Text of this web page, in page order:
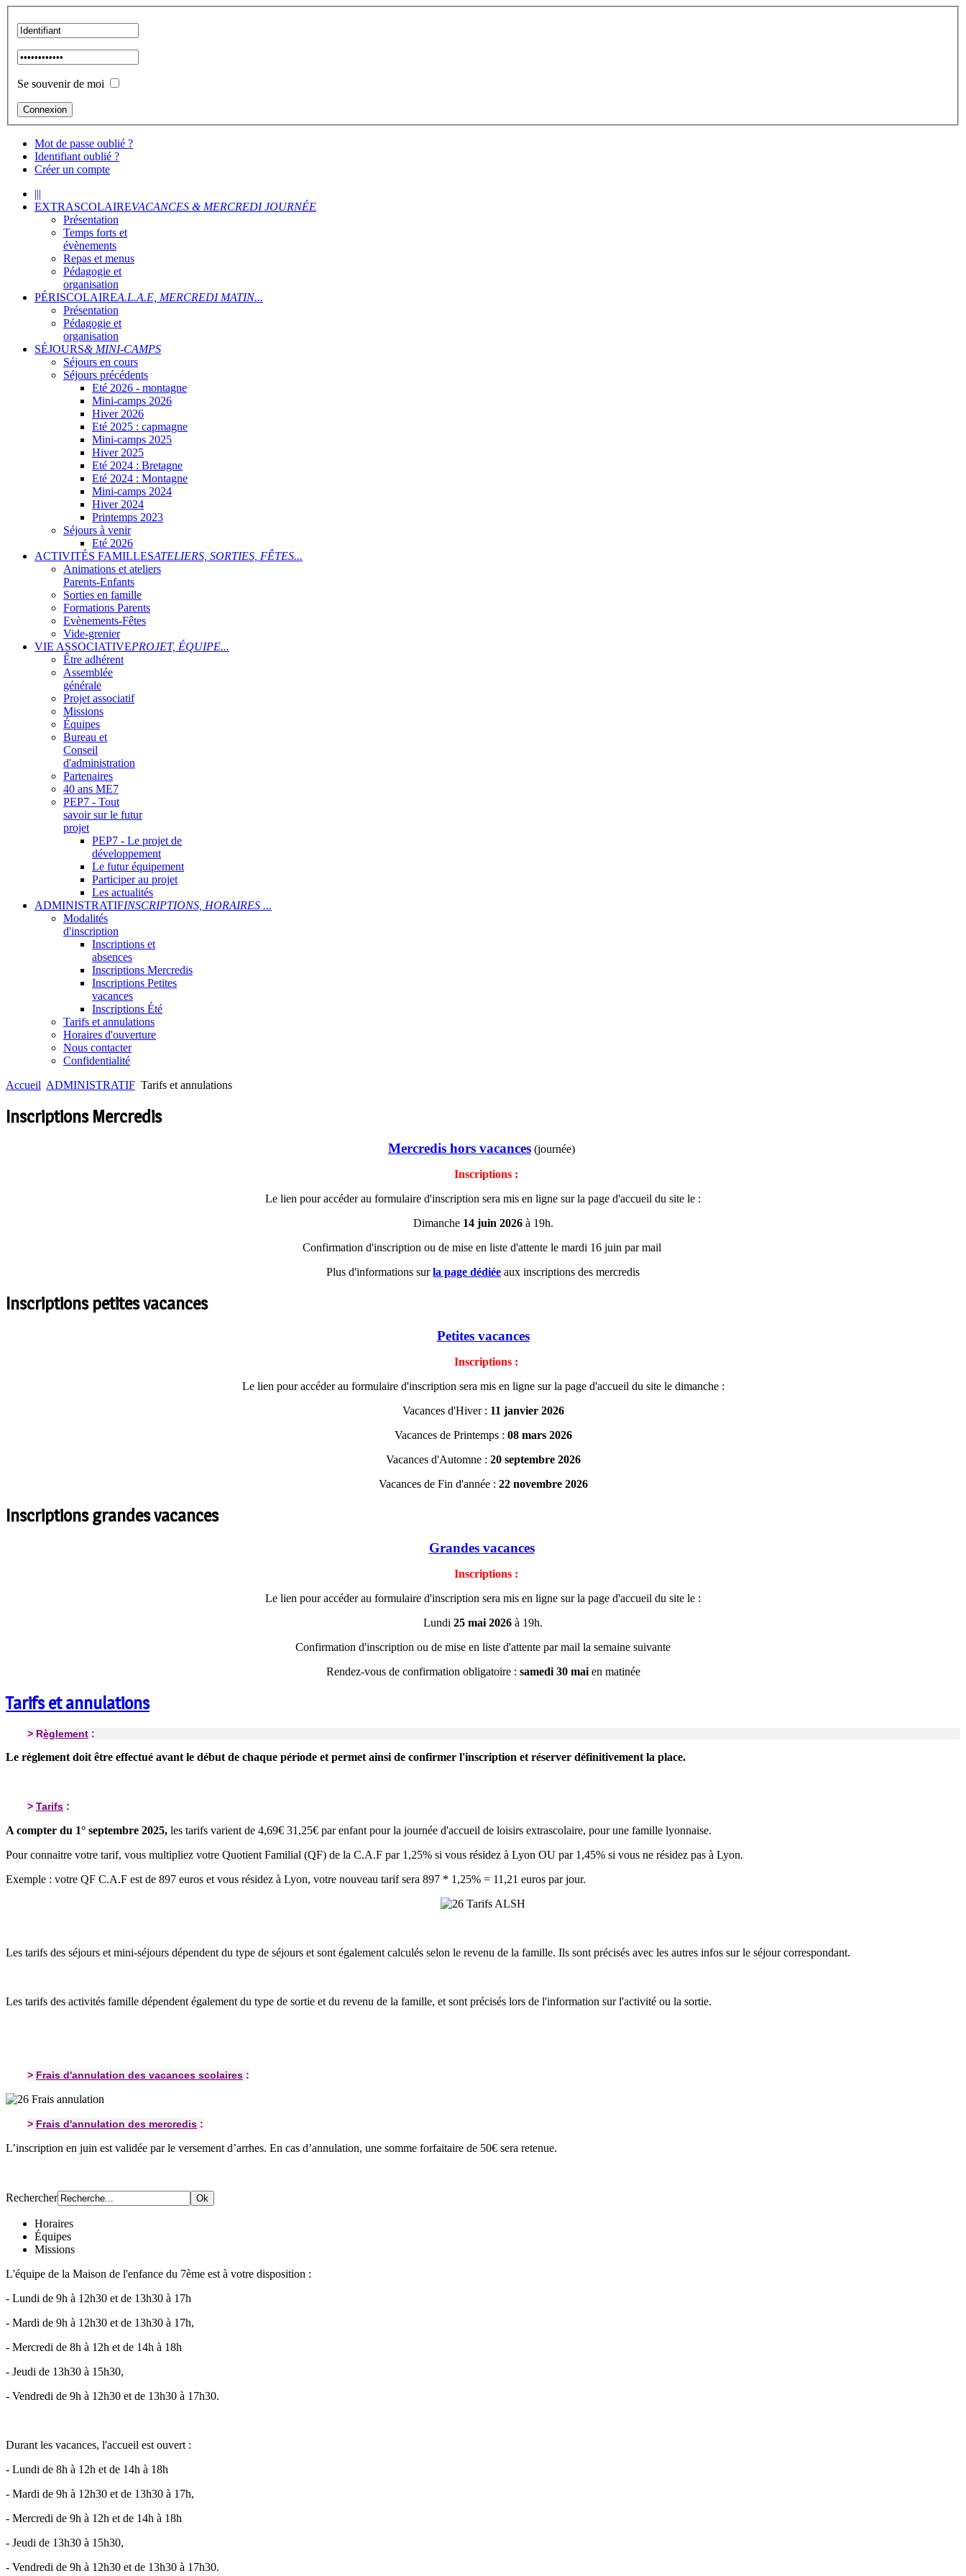
Se souvenir de moi
Mot de passe oublié ?
Identifiant oublié ?
Créer un compte
|||
EXTRASCOLAIREVACANCES & MERCREDI JOURNÉE
Présentation
Temps forts et
évènements
Repas et menus
Pédagogie et
organisation
PÉRISCOLAIREA.L.A.E, MERCREDI MATIN...
Présentation
Pédagogie et
organisation
SÉJOURS& MINI-CAMPS
Séjours en cours
Séjours précédents
Eté 2026 - montagne
Mini-camps 2026
Hiver 2026
Eté 2025 : capmagne
Mini-camps 2025
Hiver 2025
Eté 2024 : Bretagne
Eté 2024 : Montagne
Mini-camps 2024
Hiver 2024
Printemps 2023
Séjours à venir
Eté 2026
ACTIVITÉS FAMILLESATELIERS, SORTIES, FÊTES...
Animations et ateliers
Parents-Enfants
Sorties en famille
Formations Parents
Evènements-Fêtes
Vide-grenier
VIE ASSOCIATIVEPROJET, ÉQUIPE...
Être adhérent
Assemblée
générale
Projet associatif
Missions
Équipes
Bureau et
Conseil
d'administration
Partenaires
40 ans ME7
PEP7 - Tout
savoir sur le futur
projet
PEP7 - Le projet de
développement
Le futur équipement
Participer au projet
Les actualités
ADMINISTRATIFINSCRIPTIONS, HORAIRES ...
Modalités
d'inscription
Inscriptions et
absences
Inscriptions Mercredis
Inscriptions Petites
vacances
Inscriptions Été
Tarifs et annulations
Horaires d'ouverture
Nous contacter
Confidentialité
Accueil ADMINISTRATIF Tarifs et annulations
Inscriptions Mercredis
Mercredis hors vacances (journée)
Inscriptions :
Le lien pour accéder au formulaire d'inscription sera mis en ligne sur la page d'accueil du site le :
Dimanche 14 juin 2026à 19h.
Confirmation d'inscription ou de mise en liste d'attente le mardi 16 juin par mail
Plus d'informations surla page dédiée aux inscriptions des mercredis
Inscriptions petites vacances
Petites vacances
Inscriptions :
Le lien pour accéder au formulaire d'inscription sera mis en ligne sur la page d'accueil du site le dimanche :
Vacances d'Hiver : 11 janvier 2026
Vacances de Printemps : 08 mars 2026
Vacances d'Automne : 20 septembre 2026
Vacances de Fin d'année : 22 novembre 2026
Inscriptions grandes vacances
Grandes vacances
Inscriptions :
Le lien pour accéder au formulaire d'inscription sera mis en ligne sur la page d'accueil du site le :
Lundi 25 mai 2026 à 19h.
Confirmation d'inscription ou de mise en liste d'attente par mail la semaine suivante
Rendez-vous de confirmation obligatoire : samedi 30 maien matinée
Tarifs et annulations
> Règlement :
Le règlement doit être effectué avant le début de chaque période et permet ainsi de confirmer l'inscription et réserver définitivement la place.
> Tarifs :
A compter du 1° septembre 2025, les tarifs varient de 4,69€ 31,25€ par enfant pour la journée d'accueil de loisirs extrascolaire, pour une famille lyonnaise.
Pour connaitre votre tarif, vous multipliez votre Quotient Familial (QF) de la C.A.F par 1,25% si vous résidez à Lyon OU par 1,45% si vous ne résidez pas à Lyon.
Exemple : votre QF C.A.F est de 897 euros et vous résidez à Lyon, votre nouveau tarif sera 897 * 1,25% = 11,21 euros par jour.
Les tarifs des séjours et mini-séjours dépendent du type de séjours et sont également calculés selon le revenu de la famille. Ils sont précisés avec les autres infos sur le séjour correspondant.
Les tarifs des activités famille dépendent également du type de sortie et du revenu de la famille, et sont précisés lors de l'information sur l'activité ou la sortie.
> Frais d'annulation des vacances scolaires :
> Frais d'annulation des mercredis :
L’inscription en juin est validée par le versement d’arrhes. En cas d’annulation, une somme forfaitaire de 50€ sera retenue.
Rechercher
Horaires
Équipes
Missions
L'équipe de la Maison de l'enfance du 7ème est à votre disposition :
- Lundi de 9h à 12h30 et de 13h30 à 17h
- Mardi de 9h à 12h30 et de 13h30 à 17h,
- Mercredi de 8h à 12h et de 14h à 18h
- Jeudi de 13h30 à 15h30,
- Vendredi de 9h à 12h30 et de 13h30 à 17h30.
Durant les vacances, l'accueil est ouvert :
- Lundi de 8h à 12h et de 14h à 18h
- Mardi de 9h à 12h30 et de 13h30 à 17h,
- Mercredi de 9h à 12h et de 14h à 18h
- Jeudi de 13h30 à 15h30,
- Vendredi de 9h à 12h30 et de 13h30 à 17h30.